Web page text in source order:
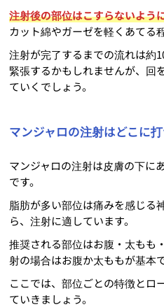
注射後の部位はこすらないよう
カット綿やガーゼを軽くあてる
注射が完了するまでの流れは約
緊張するかもしれませんが、回
ていくでしょう。
マンジャロの注射はどこに
マンジャロの注射は皮膚の下に
です。
脂肪が多い部位は痛みを感じる
ら、注射に適しています。
推奨される部位はお腹・太もも
射の場合はお腹か太ももが基本
ここでは、部位ごとの特徴とロ
ていきましょう。